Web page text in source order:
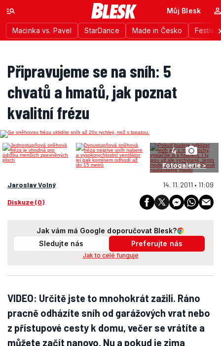
Macinka vs. Pavel StarDance Made in Česko
Můj Blesk
Připravujeme se na sníh: 5
chvatů a hmatů, jak poznat
kvalitní frézu
4
Fotogalerie >
Jaroslav Volný 14. 11. 2011 • 11:09
Diskuze (0)
Jak vám má Google doporučovat Blesk?
Sledujte nás
Preferujte nás
Jak to celé funguje
VIDEO: Určitě jste to mnohokrát zažili. Ráno
pracně odházíte sníh od garážových vrat nebo
z přístupové cesty k domu, večer se vrátíte a
můžete začít nanovo. Nu a pokud je zima